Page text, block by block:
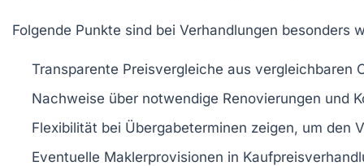
Folgende Punkte sind bei Verhandlungen besonders
Transparente Preisvergleiche aus vergleichbaren
Nachweise über notwendige Renovierungen und
Flexibilität bei Übergabeterminen zeigen, um den
Eventuelle Maklerprovisionen in